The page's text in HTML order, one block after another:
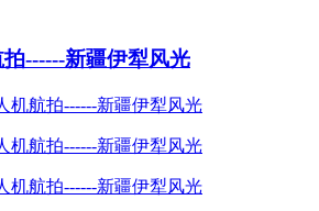
------新疆伊犁风光